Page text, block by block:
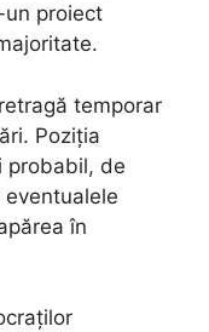
proiect
temporar
Poziția
probabil, de
în